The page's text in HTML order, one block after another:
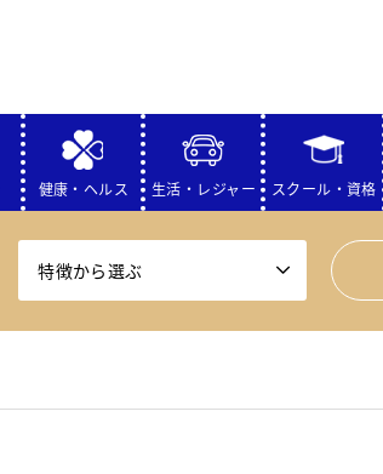
健康・ヘルス 生活・レジャー スクール・資格
特徴から選ぶ